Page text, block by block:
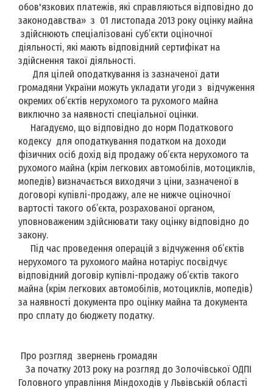
обов'язкових платежів, які справляються відповідно до
законодавства» з 01 листопада 2013 року оцінку майна
здійснюють спеціалізовані суб’єкти оціночної
діяльності, які мають відповідний сертифікат на
здійснення такої діяльності.
Для цілей оподаткування із зазначеної дати
громадяни України можуть укладати угоди з відчуження
окремих об’єктів нерухомого та рухомого майна
виключно за наявності спеціальної оцінки.
Нагадуємо, що відповідно до норм Податкового
кодексу для оподаткування податком на доходи
фізичних осіб дохід від продажу об’єкта нерухомого та
рухомого майна (крім легкових автомобілів, мотоциклів,
мопедів) визначається виходячи з ціни, зазначеної в
договорі купівлі-продажу, але не нижче оціночної
вартості такого об’єкта, розрахованої органом,
уповноваженим здійснювати таку оцінку відповідно до
закону.
Під час проведення операцій з відчуження об’єктів
нерухомого та рухомого майна нотаріус посвідчує
відповідний договір купівлі-продажу об’єктів такого
майна (крім легкових автомобілів, мотоциклів, мопедів)
за наявності документа про оцінку майна та документа
про сплату до бюджету податку.
Про розгляд звернень громадян
За початку 2013 року на розгляд до Золочівської ОДПІ
Головного управління Міндоходів у Львівській області